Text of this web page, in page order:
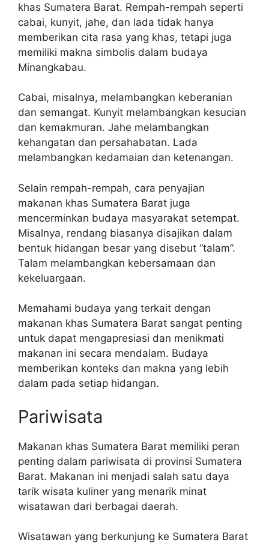
khas Sumatera Barat. Rempah-rempah seperti
cabai, kunyit, jahe, dan lada tidak hanya
memberikan cita rasa yang khas, tetapi juga
memiliki makna simbolis dalam budaya
Minangkabau.
Cabai, misalnya, melambangkan keberanian
dan semangat. Kunyit melambangkan kesucian
dan kemakmuran. Jahe melambangkan
kehangatan dan persahabatan. Lada
melambangkan kedamaian dan ketenangan.
Selain rempah-rempah, cara penyajian
makanan khas Sumatera Barat juga
mencerminkan budaya masyarakat setempat.
Misalnya, rendang biasanya disajikan dalam
bentuk hidangan besar yang disebut “talam”.
Talam melambangkan kebersamaan dan
kekeluargaan.
Memahami budaya yang terkait dengan
makanan khas Sumatera Barat sangat penting
untuk dapat mengapresiasi dan menikmati
makanan ini secara mendalam. Budaya
memberikan konteks dan makna yang lebih
dalam pada setiap hidangan.
Pariwisata
Makanan khas Sumatera Barat memiliki peran
penting dalam pariwisata di provinsi Sumatera
Barat. Makanan ini menjadi salah satu daya
tarik wisata kuliner yang menarik minat
wisatawan dari berbagai daerah.
Wisatawan yang berkunjung ke Sumatera Barat